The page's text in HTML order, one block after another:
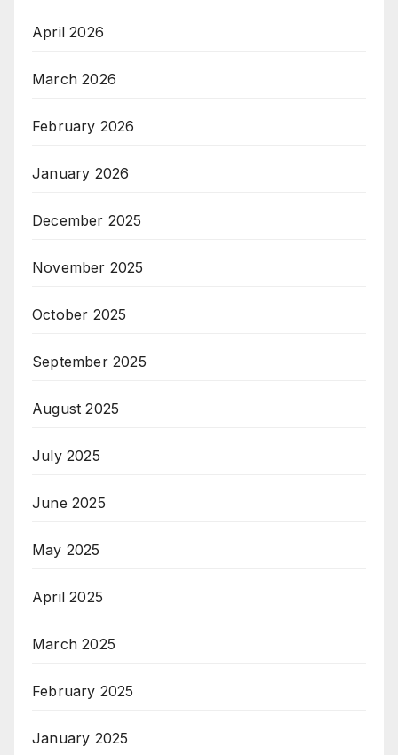
April 2026
March 2026
February 2026
January 2026
December 2025
November 2025
October 2025
September 2025
August 2025
July 2025
June 2025
May 2025
April 2025
March 2025
February 2025
January 2025